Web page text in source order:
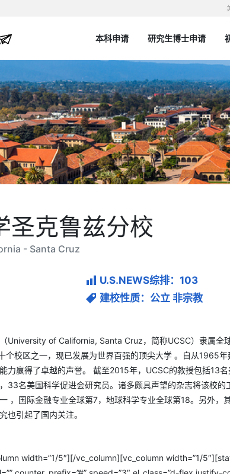
纽约留学中介 | 美国留学 | 100%录取的本土精品留学机构
本科申请 研究生博士申请
圣克鲁兹分校
- Santa Cruz
U.S.NEWS综排：103
建校性质：公立 非宗教
University of California, Santa Cruz，简称UCSC）隶属
个校区之一，现已发展为世界百强的顶尖大学 。自从1965
力赢得了卓越的声誉。 截至2015年，UCSC的教授包括13
33名美国科学促进会研究员。诸多颇具声望的杂志将该校的
，国际金融专业全球第7，地球科学专业全球第18。另外，
也引起了国内关注。
width=”1/5″][/vc_column][vc_column width=”1/